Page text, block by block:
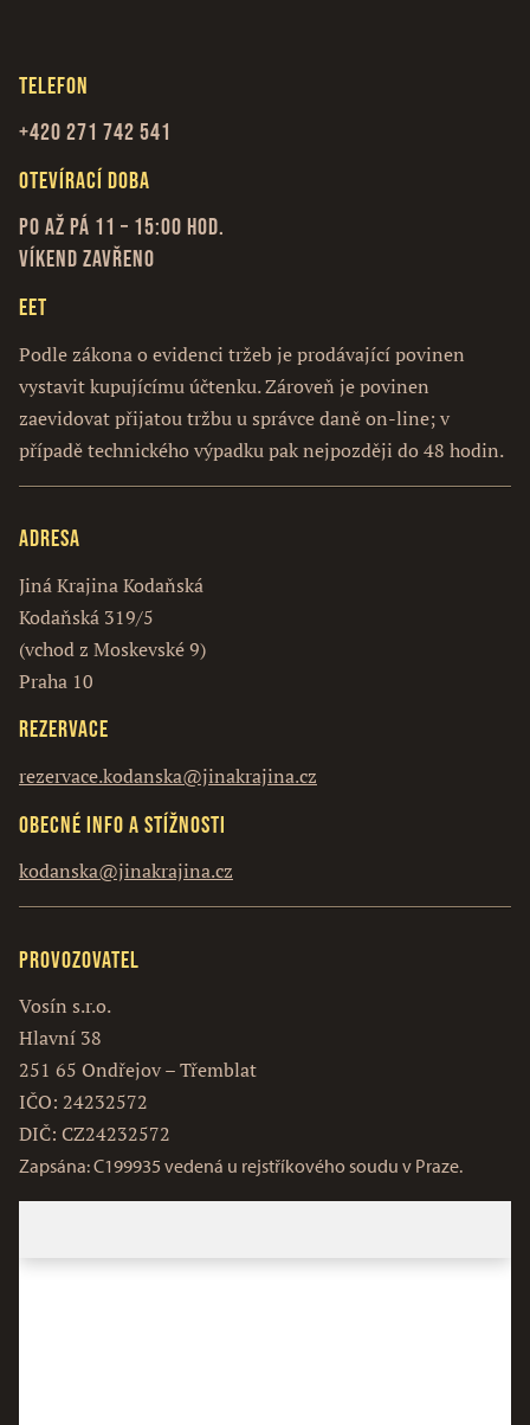
Telefon
+420 271 742 541
Otevírací doba
Po až Pá 11 – 15:00 hod.
Víkend zavřeno
EET
Podle zákona o evidenci tržeb je prodávající povinen
vystavit kupujícímu účtenku. Zároveň je povinen
zaevidovat přijatou tržbu u správce daně on-line; v
případě technického výpadku pak nejpozději do 48 hodin.
Adresa
Jiná Krajina Kodaňská
Kodaňská 319/5
(vchod z Moskevské 9)
Praha 10
Rezervace
rezervace.kodanska@jinakrajina.cz
Obecné info a stížnosti
kodanska@jinakrajina.cz
Provozovatel
Vosín s.r.o.
Hlavní 38
251 65 Ondřejov – Třemblat
IČO: 24232572
DIČ: CZ24232572
Zapsána: C199935 vedená u rejstříkového soudu v Praze.